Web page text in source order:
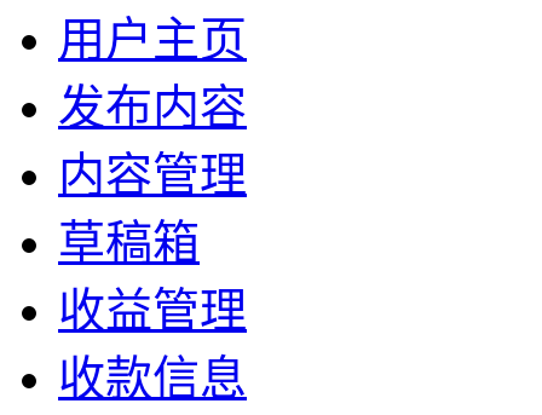
用户主页
发布内容
内容管理
草稿箱
收益管理
收款信息